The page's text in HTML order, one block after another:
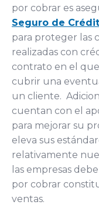
por cobrar es
Seguro de
para proteger las
realizadas con
contrato en el
cubrir una
un cliente.
cuentan con el
para mejorar su
eleva sus
relativamente
las empresas
por cobrar
ventas.